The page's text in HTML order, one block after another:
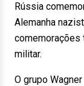
Rússia
Alemanha
comemorações
militar.
O grupo Wagner